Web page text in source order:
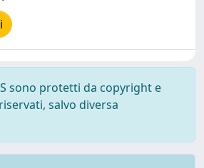
sono protetti da copyright e
salvo diversa